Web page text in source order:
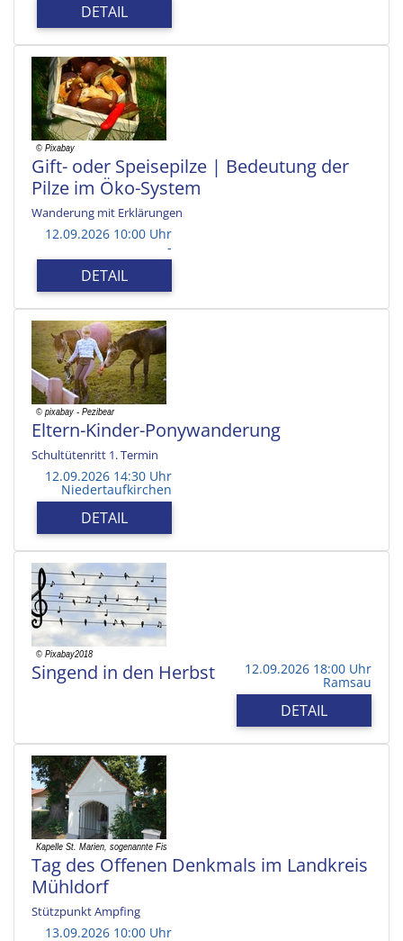
DETAIL
Gift- oder Speisepilze | Bedeutung der
Pilze im Öko-System
Wanderung mit Erklärungen
12.09.2026 10:00 Uhr
-
DETAIL
Eltern-Kinder-Ponywanderung
Schultütenritt 1. Termin
12.09.2026 14:30 Uhr
Niedertaufkirchen
DETAIL
Singend in den Herbst 12.09.2026 18:00 Uhr
Ramsau
DETAIL
Tag des Offenen Denkmals im Landkreis
Mühldorf
Stützpunkt Ampfing
13.09.2026 10:00 Uhr